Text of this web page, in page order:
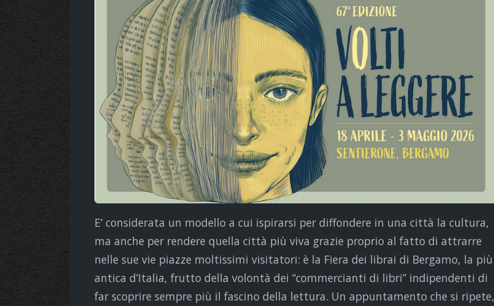
E’ considerata un modello a cui ispirarsi per diffondere in una città la cultura,
ma anche per rendere quella città più viva grazie proprio al fatto di attrarre
nelle sue vie piazze moltissimi visitatori: è la Fiera dei librai di Bergamo, la più
antica d’Italia, frutto della volontà dei “commercianti di libri” indipendenti di
far scoprire sempre più il fascino della lettura. Un appuntamento che si ripete,